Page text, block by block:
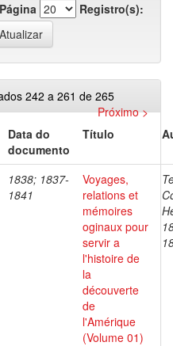
Registro(s):
242 a 261 de 265
Próximo >
Data do
documento
Título
1838; 1837-
1841
Voyages,
relations et
mémoires
oginaux pour
servir a
l'histoire de
la
découverte
de
l'Amérique
(Volume 01)